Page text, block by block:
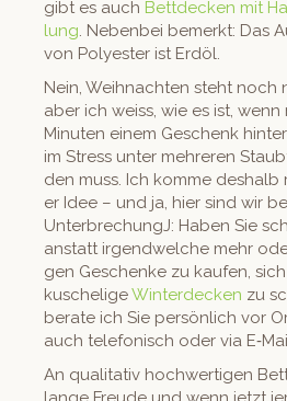
gibt es auch Bettdeck­en mit
lung. Neben­bei bemerkt: Das
von Poly­ester ist Erdöl.
Nein, Wei­h­nacht­en ste­ht noch
aber ich weiss, wie es ist,
Minuten einem Geschenk
im Stress unter mehreren
den muss. Ich komme
er Idee – und ja, hier sind wir
Unter­brechungJ: Haben Sie
anstatt irgendwelche mehr
gen Geschenke zu kaufen,
kusche­ligeWin­ter­deck­en zu
berate ich Sie per­sön­lich vor
auch tele­fonisch oder via
An qual­i­ta­tiv hochw­er­ti­gen